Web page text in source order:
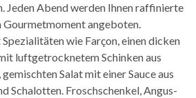
Jeden Abend werden Ihnen raffinierte
Gourmetmoment angeboten.
wie Farçon, einen dicken
luftgetrocknetem Schinken aus
Salat mit einer Sauce aus
Schalotten. Froschschenkel, Angus-